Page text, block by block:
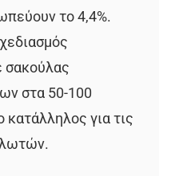
το 4,4%.
σακούλας
στα 50-100
κατάλληλος για τις